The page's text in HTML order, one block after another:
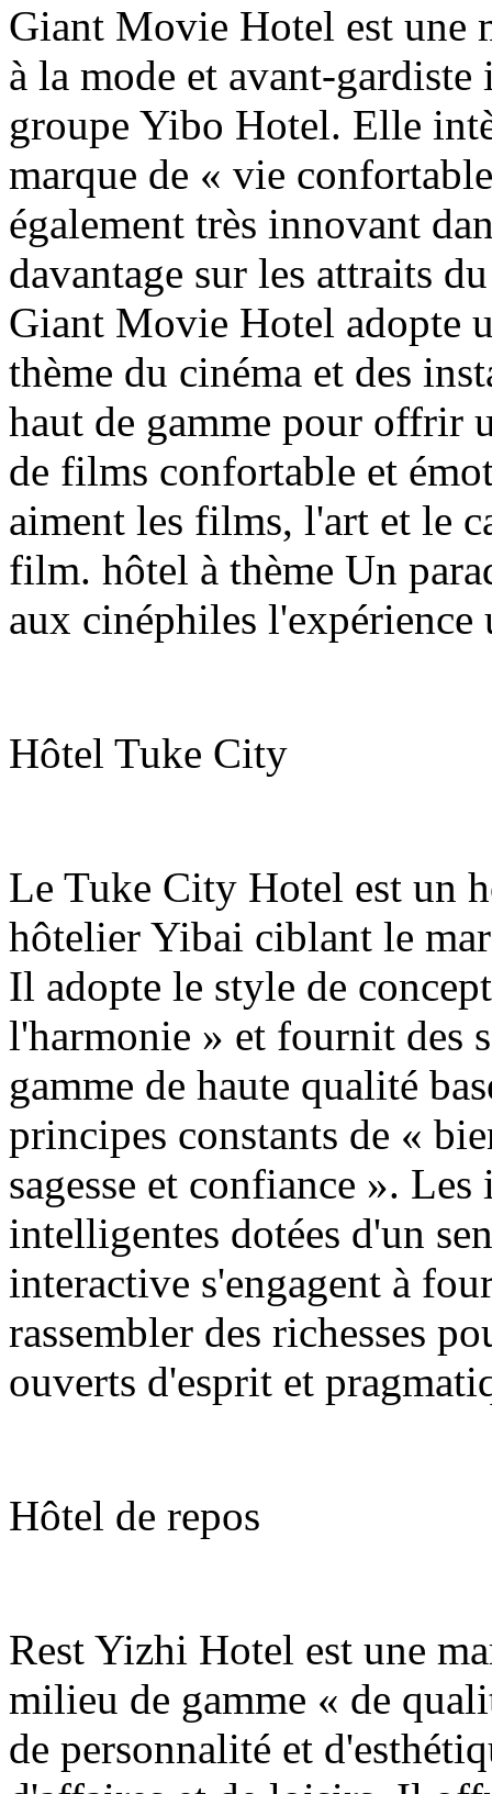
Giant Movie Hotel est une
à la mode et avant-
groupe Yibo Hotel. Elle
marque de « vie
également très innovant
davantage sur les attraits
Giant Movie Hotel adopte
thème du cinéma et des
haut de gamme pour offrir
de films confortable et
aiment les films, l'art et le
film. hôtel à thème Un
aux cinéphiles
Hôtel Tuke City
Le Tuke City Hotel est un
hôtelier Yibai ciblant le
Il adopte le style de
l'harmonie » et fournit des
gamme de haute qualité
principes constants de «
sagesse et confiance ».
intelligentes dotées d'un
interactive s'engagent à
rassembler des richesses
ouverts d'esprit et
Hôtel de repos
Rest Yizhi Hotel est une
milieu de gamme « de
de personnalité et